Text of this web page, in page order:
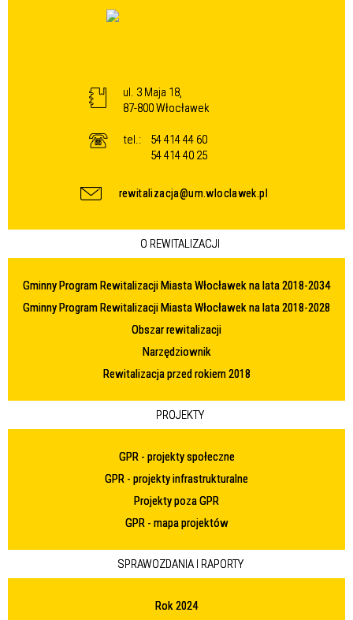
ul. 3 Maja 18,
87-800 Włocławek
tel.:
54 414 44 60
54 414 40 25
rewitalizacja@um.wloclawek.pl
O REWITALIZACJI
Gminny Program Rewitalizacji Miasta Włocławek na lata 2018-2034
Gminny Program Rewitalizacji Miasta Włocławek na lata 2018-2028
Obszar rewitalizacji
Narzędziownik
Rewitalizacja przed rokiem 2018
PROJEKTY
GPR - projekty społeczne
GPR - projekty infrastrukturalne
Projekty poza GPR
GPR - mapa projektów
SPRAWOZDANIA I RAPORTY
Rok 2024